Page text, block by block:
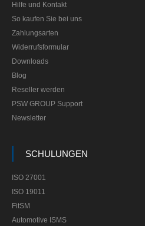
Hilfe und Kontakt
So kaufen Sie bei uns
Zahlungsarten
Widerrufsformular
Downloads
Blog
Reseller werden
PSW GROUP Support
Newsletter
SCHULUNGEN
ISO 27001
ISO 19011
FitSM
Automotive ISMS